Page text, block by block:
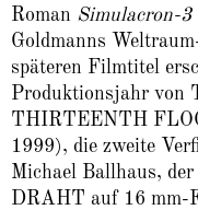
Roman Simulacron-3
Goldmanns
späteren Filmtitel
Produktionsjahr von
THIRTEENTH
1999), die zweite
Michael Ballhaus,
DRAHT auf 16 mm-